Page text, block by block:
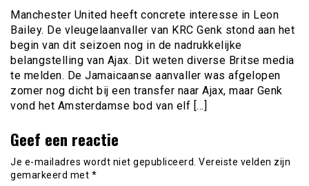
Manchester United heeft concrete interesse in Leon
Bailey. De vleugelaanvaller van KRC Genk stond aan het
begin van dit seizoen nog in de nadrukkelijke
belangstelling van Ajax. Dit weten diverse Britse media
te melden. De Jamaicaanse aanvaller was afgelopen
zomer nog dicht bij een transfer naar Ajax, maar Genk
vond het Amsterdamse bod van elf […]
Geef een reactie
Je e-mailadres wordt niet gepubliceerd. Vereiste velden zijn
gemarkeerd met *